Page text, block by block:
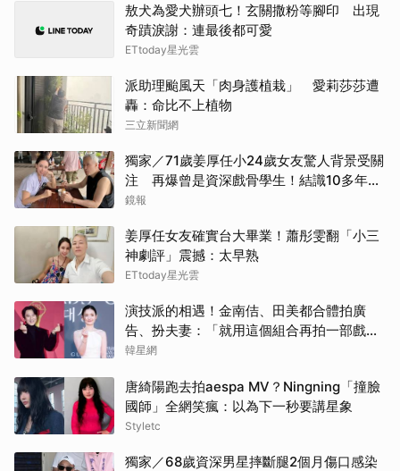
敖犬為愛犬辦頭七！玄關撒粉等腳印 出現
奇蹟淚謝：連最後都可愛
ETtoday星光雲
派助理颱風天「肉身護植栽」 愛莉莎莎遭
轟：命比不上植物
三立新聞網
獨家／71歲姜厚任小24歲女友驚人背景受關
注 再爆曾是資深戲骨學生！結識10多年私
下為人曝光
鏡報
姜厚任女友確實台大畢業！蕭彤雯翻「小三
神劇評」震撼：太早熟
ETtoday星光雲
演技派的相遇！金南佶、田美都合體拍廣
告、扮夫妻：「就用這個組合再拍一部戲劇
吧」
韓星網
唐綺陽跑去拍aespa MV？Ningning「撞臉
國師」全網笑瘋：以為下一秒要講星象
Styletc
獨家／68歲資深男星摔斷腿2個月傷口感染